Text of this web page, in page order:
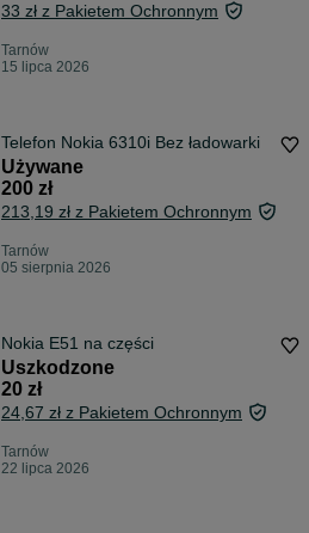
33 zł z Pakietem Ochronnym
Tarnów
15 lipca 2026
Telefon Nokia 6310i Bez ładowarki
Używane
200 zł
213,19 zł z Pakietem Ochronnym
Tarnów
05 sierpnia 2026
Nokia E51 na części
Uszkodzone
20 zł
24,67 zł z Pakietem Ochronnym
Tarnów
22 lipca 2026